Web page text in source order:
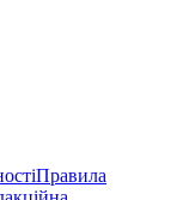
Правила